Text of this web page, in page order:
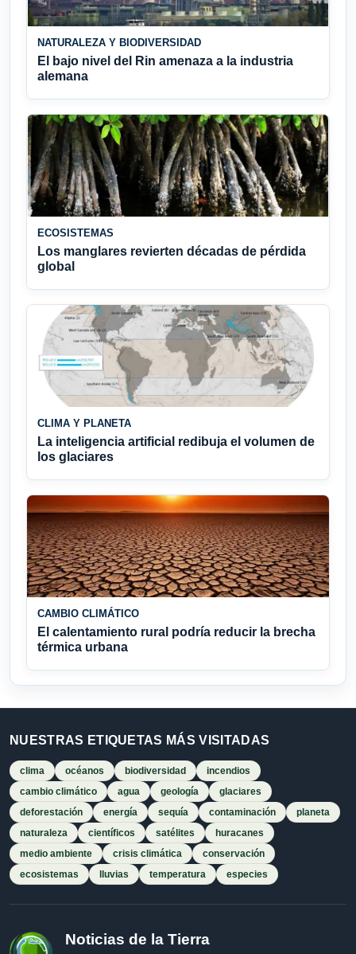
NATURALEZA Y BIODIVERSIDAD
El bajo nivel del Rin amenaza a la industria
alemana
ECOSISTEMAS
Los manglares revierten décadas de pérdida
global
CLIMA Y PLANETA
La inteligencia artificial redibuja el volumen de
los glaciares
CAMBIO CLIMÁTICO
El calentamiento rural podría reducir la brecha
térmica urbana
NUESTRAS ETIQUETAS MÁS VISITADAS
clima océanos biodiversidad
incendios
cambio climático
agua geología
glaciares
deforestación
energía sequía contaminación
planeta
naturaleza
científicos satélites
huracanes
medio ambiente
crisis climática
conservación
ecosistemas
lluvias temperatura especies
Noticias de la Tierra